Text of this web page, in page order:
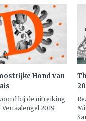
Hond van
bij de uitreiking
Vertaalengel 2019